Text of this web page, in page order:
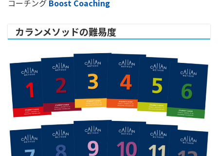
コーチング Boost Coaching
カランメソッドの難易度